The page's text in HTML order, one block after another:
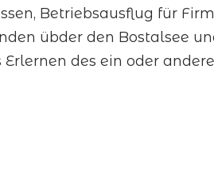
Betriebsausflug für
übder den Bostalsee
des ein oder